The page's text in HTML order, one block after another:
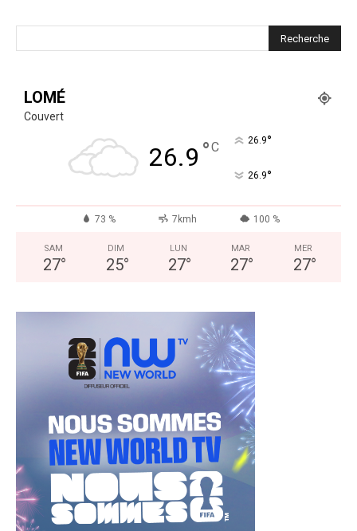
LOMÉ
Couvert
26.9 °C 26.9°
26.9°
73 % 7kmh 100 %
SAM
27°
DIM
25°
LUN
27°
MAR
27°
MER
27°